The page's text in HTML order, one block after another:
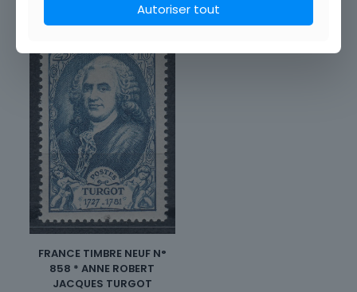
FRANCE TIMBRE NEUF N°
858 * ANNE ROBERT
JACQUES TURGOT
Autoriser tout